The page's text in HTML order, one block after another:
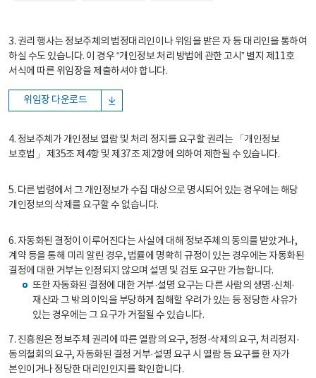
3. 권리 행사는 정보주체의 법정대리인이나 위임을 받은 자 등 대리인을 통하여
하실 수도 있습니다. 이 경우 “개인정보 처리 방법에 관한 고시” 별지 제11호
서식에 따른 위임장을 제출하셔야 합니다.
위임장 다운로드
4. 정보주체가 개인정보 열람 및 처리 정지를 요구할 권리는 「개인정보
보호법」 제35조 제4항 및 제37조 제2항에 의하여 제한될 수 있습니다.
5. 다른 법령에서 그 개인정보가 수집 대상으로 명시되어 있는 경우에는 해당
개인정보의 삭제를 요구할 수 없습니다.
6. 자동화된 결정이 이루어진다는 사실에 대해 정보주체의 동의를 받았거나,
계약 등을 통해 미리 알린 경우, 법률에 명확히 규정이 있는 경우에는 자동화된
결정에 대한 거부는 인정되지 않으며 설명 및 검토 요구만 가능합니다.
또한 자동화된 결정에 대한 거부·설명 요구는 다른 사람의 생명·신체·
재산과 그 밖의 이익을 부당하게 침해할 우려가 있는 등 정당한 사유가
있는 경우에는 그 요구가 거절될 수 있습니다.
7. 진흥원은 정보주체 권리에 따른 열람의 요구, 정정·삭제의 요구, 처리정지·
동의철회의 요구, 자동화된 결정 거부·설명 요구 시 열람 등 요구를 한 자가
본인이거나 정당한 대리인인지를 확인합니다.